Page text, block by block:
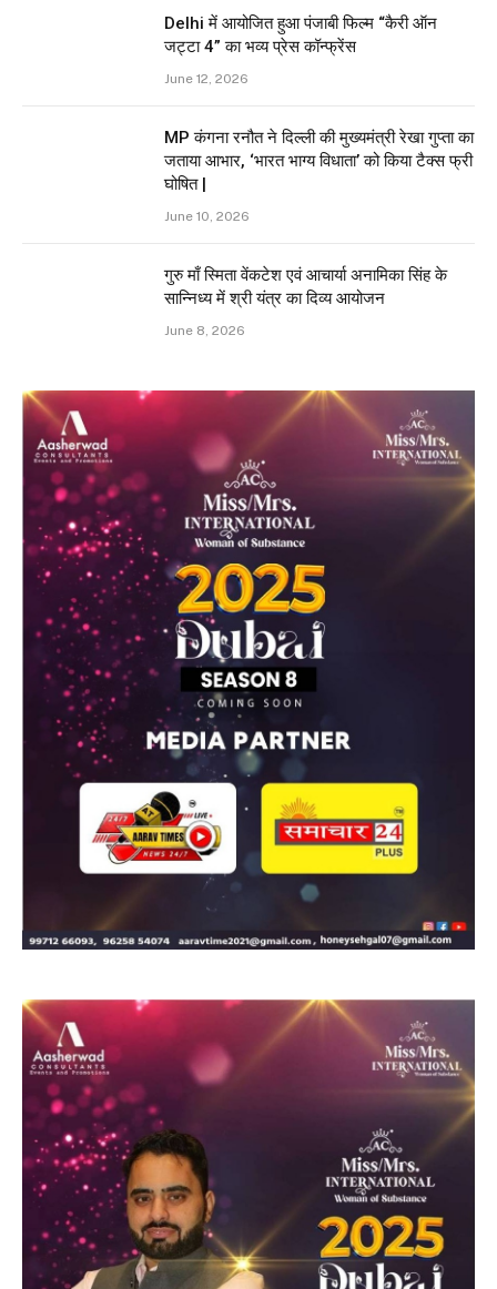
Delhi में आयोजित हुआ पंजाबी फिल्म “कैरी ऑन
जट्टा 4” का भव्य प्रेस कॉन्फ्रेंस
June 12, 2026
MP कंगना रनौत ने दिल्ली की मुख्यमंत्री रेखा गुप्ता का
जताया आभार, ‘भारत भाग्य विधाता’ को किया टैक्स फ्री
घोषित |
June 10, 2026
गुरु माँ स्मिता वेंकटेश एवं आचार्या अनामिका सिंह के
सान्निध्य में श्री यंत्र का दिव्य आयोजन
June 8, 2026